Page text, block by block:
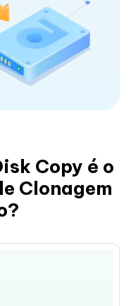
Copy é o
Clonagem